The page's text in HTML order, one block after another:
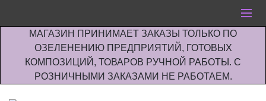
МАГАЗИН ПРИНИМАЕТ ЗАКАЗЫ ТОЛЬКО ПО
ОЗЕЛЕНЕНИЮ ПРЕДПРИЯТИЙ, ГОТОВЫХ
КОМПОЗИЦИЙ, ТОВАРОВ РУЧНОЙ РАБОТЫ. С
РОЗНИЧНЫМИ ЗАКАЗАМИ НЕ РАБОТАЕМ.